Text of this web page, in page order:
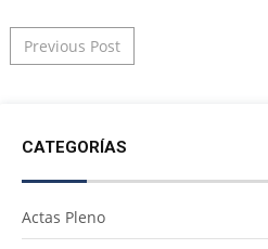
Post navigation
Previous Post
CATEGORÍAS
Actas Pleno